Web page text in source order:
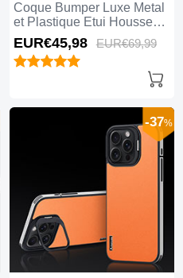
Coque Bumper Luxe Metal
et Plastique Etui Housse
avec Mag-Safe Magnetic
Magnetique LK5 pour
Apple iPhone 15 Pro Max
EUR€45,98 EUR€69,99
-37%